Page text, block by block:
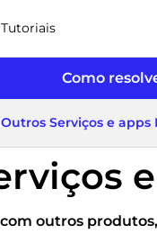
Como
Outros Serviços e apps
outros produtos,